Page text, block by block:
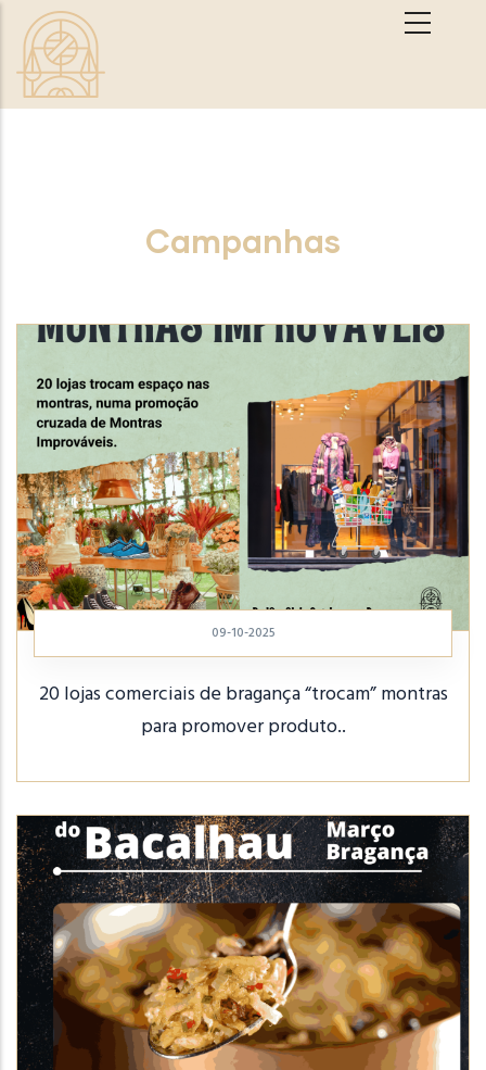
Passar para o conteúdo principal
Campanhas
09-10-2025
20 lojas comerciais de bragança “trocam” montras
para promover produto..